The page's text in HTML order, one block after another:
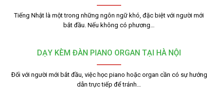
Tiếng Nhật là một trong những ngôn ngữ khó, đặc biệt với người mới
bắt đầu. Nếu không có phương…
DẠY KÈM ĐÀN PIANO ORGAN TẠI HÀ NỘI
Đối với người mới bắt đầu, việc học piano hoặc organ cần có sự hướng
dẫn trực tiếp để tránh…